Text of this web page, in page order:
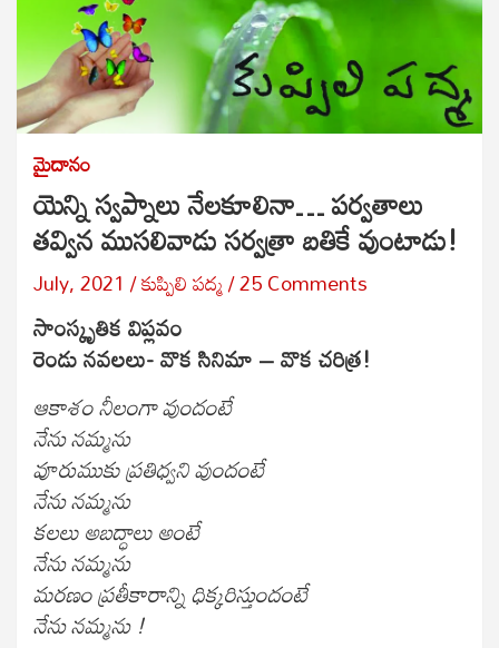
మైదానం
యెన్ని స్వప్నాలు నేలకూలినా… పర్వతాలు
తవ్విన ముసలివాడు సర్వత్రా బతికే వుంటాడు!
July, 2021 కుప్పిలి పద్మ 25 Comments
సాంస్కృతిక విప్లవం
రెండు నవలలు- వొక సినిమా – వొక చరిత్ర!
ఆకాశం నీలంగా వుందంటే
నేను నమ్మను
వూరుముకు ప్రతిధ్వని వుందంటే
నేను నమ్మను
కలలు అబద్ధాలు అంటే
నేను నమ్మను
మరణం ప్రతీకారాన్ని ధిక్కరిస్తుందంటే
నేను నమ్మను !